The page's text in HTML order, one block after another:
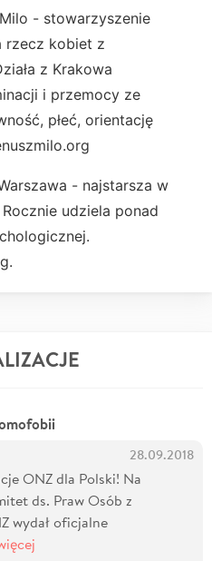
- stowarzyszenie
rzecz kobiet z
z Krakowa
i przemocy ze
płeć, orientację
- najstarsza w
udziela ponad
28.09.2018
ONZ dla Polski! Na
ds. Praw Osób z
wydał oficjalne